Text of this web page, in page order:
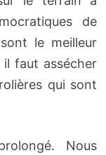
de
le meilleur
il faut assécher
qui sont
Nous